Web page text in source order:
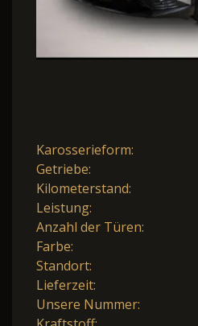
Karosserieform:
Getriebe:
Kilometerstand:
Leistung:
Anzahl der Türen:
Farbe:
Standort:
Lieferzeit:
Unsere Nummer: